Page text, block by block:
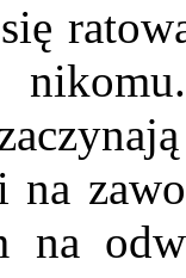
na
na